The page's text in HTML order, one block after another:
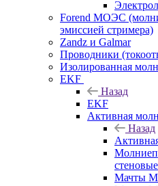
Forend МОЭС
эмиссией стримера)
Zandz и Galmar
Проводники
Изолированная
EKF
Назад
EKF
Активная
Назад
Мачты